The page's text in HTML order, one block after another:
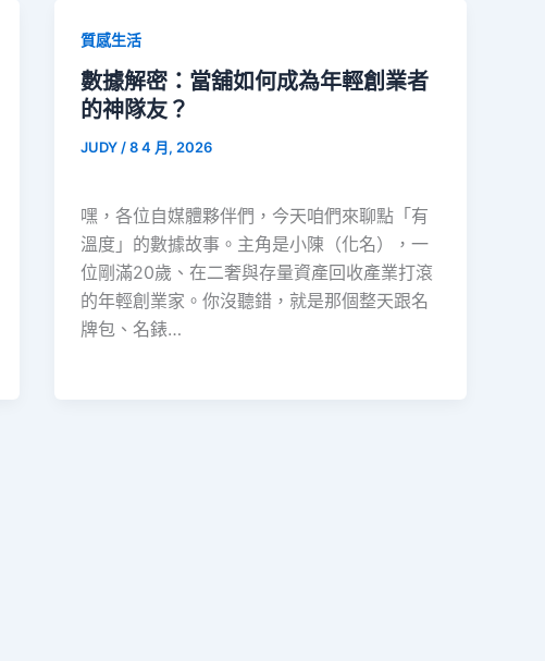
質感生活
數據解密：當舖如何成為年輕創業者
的神隊友？
JUDY /8 4 月, 2026
嘿，各位自媒體夥伴們，今天咱們來聊點「有
溫度」的數據故事。主角是小陳（化名），一
位剛滿20歲、在二奢與存量資產回收產業打滾
的年輕創業家。你沒聽錯，就是那個整天跟名
牌包、名錶…